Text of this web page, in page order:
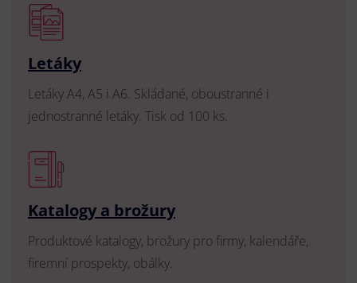
Letáky
Letáky A4, A5 i A6. Skládané, oboustranné i
jednostranné letáky. Tisk od 100 ks.
Katalogy a brožury
Produktové katalogy, brožury pro firmy, kalendáře,
firemní prospekty, obálky.